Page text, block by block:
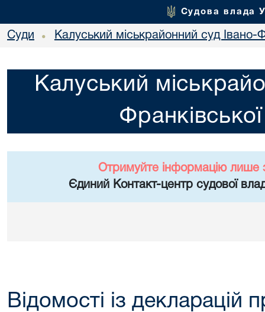
Судова влада
Суди • Калуський міськрайонний суд Івано-
Калуський
Отримуйте інформацію лише
Єдиний Контакт-центр судової
Відомості із декларацій